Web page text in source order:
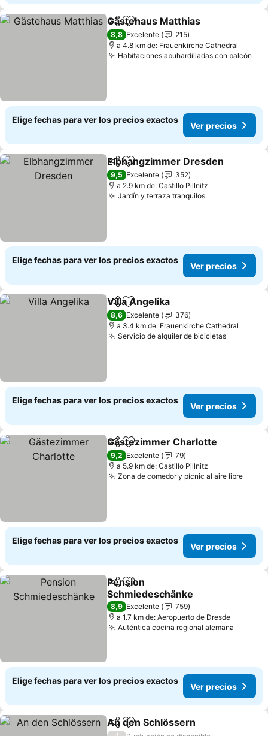
CompartirAgregar a favoritos
Gästehaus Matthias
8,8 Excelente
215
a 4.8 km de: Frauenkirche Cathedral
Habitaciones abuhardilladas con balcón
Elige fechas para ver los precios exactos
Ver precios
CompartirAgregar a favoritos
Elbhangzimmer Dresden
9,5 Excelente
352
a 2.9 km de: Castillo Pillnitz
Jardín y terraza tranquilos
Elige fechas para ver los precios exactos
Ver precios
CompartirAgregar a favoritos
Villa Angelika
8,6 Excelente
376
a 3.4 km de: Frauenkirche Cathedral
Servicio de alquiler de bicicletas
Elige fechas para ver los precios exactos
Ver precios
CompartirAgregar a favoritos
Gästezimmer Charlotte
9,2 Excelente
79
a 5.9 km de: Castillo Pillnitz
Zona de comedor y pícnic al aire libre
Elige fechas para ver los precios exactos
Ver precios
CompartirAgregar a favoritos
Pension
Schmiedeschänke
8,9 Excelente
759
a 1.7 km de: Aeropuerto de Dresde
Auténtica cocina regional alemana
Elige fechas para ver los precios exactos
Ver precios
CompartirAgregar a favoritos
An den Schlössern